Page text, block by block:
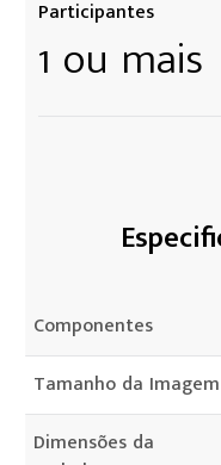
Participantes
1 ou mais
Componentes
Tamanho da Imagem
Dimensões da